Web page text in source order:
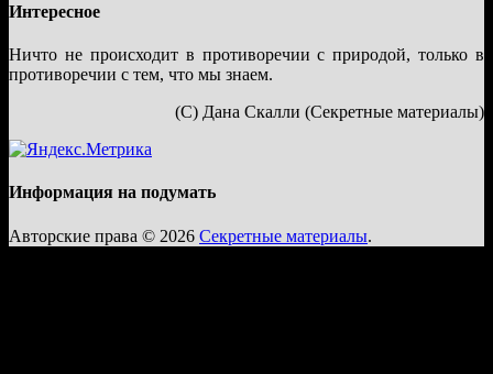
Интересное
Ничто не происходит в противоречии с природой, только в
противоречии с тем, что мы знаем.
(С) Дана Скалли (Секретные материалы)
Информация на подумать
Авторские права © 2026 Секретные материалы.